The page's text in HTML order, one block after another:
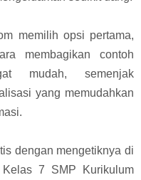
memilih opsi pertama,
membagikan contoh
mudah, semenjak
yang memudahkan
dengan mengetiknya di
7 SMP Kurikulum